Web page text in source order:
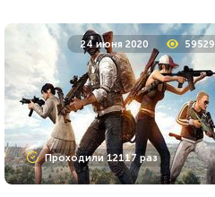
24 июня 2020 59529
Проходили 12117 раз